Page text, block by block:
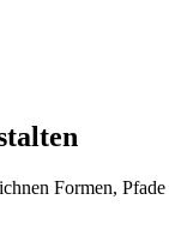
Formen,